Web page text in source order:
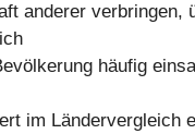
anderer verbringen,
häufig
im Ländervergleich